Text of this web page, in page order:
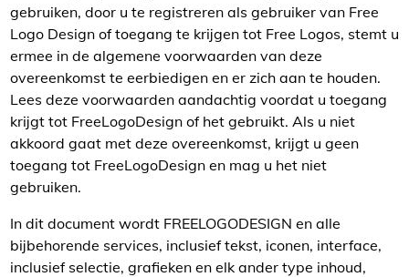
gebruiken, door u te registreren als gebruiker van Free
Logo Design of toegang te krijgen tot Free Logos, stemt u
ermee in de algemene voorwaarden van deze
overeenkomst te eerbiedigen en er zich aan te houden.
Lees deze voorwaarden aandachtig voordat u toegang
krijgt tot FreeLogoDesign of het gebruikt. Als u niet
akkoord gaat met deze overeenkomst, krijgt u geen
toegang tot FreeLogoDesign en mag u het niet
gebruiken.
In dit document wordt FREELOGODESIGN en alle
bijbehorende services, inclusief tekst, iconen, interface,
inclusief selectie, grafieken en elk ander type inhoud,